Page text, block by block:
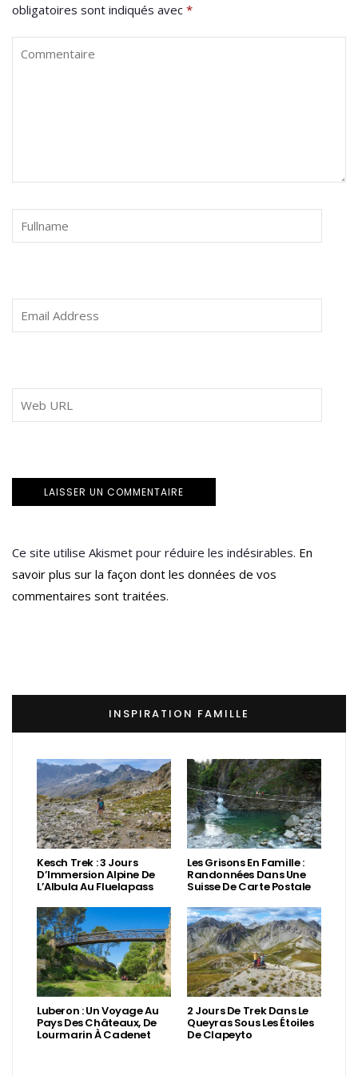
obligatoires sont indiqués avec *
Ce site utilise Akismet pour réduire les indésirables. En
savoir plus sur la façon dont les données de vos
commentaires sont traitées.
INSPIRATION FAMILLE
Kesch Trek : 3 Jours
D’Immersion Alpine De
L’Albula Au Fluelapass
Les Grisons En Famille :
Randonnées Dans Une
Suisse De Carte Postale
Luberon : Un Voyage Au
Pays Des Châteaux, De
Lourmarin À Cadenet
2 Jours De Trek Dans Le
Queyras Sous Les Étoiles
De Clapeyto